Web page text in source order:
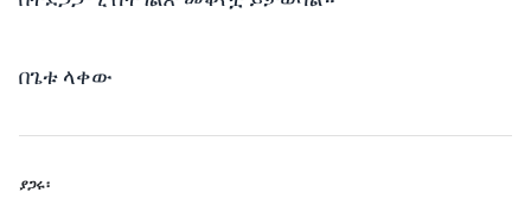
በጌቱ ላቀው
ያጋሩ፡